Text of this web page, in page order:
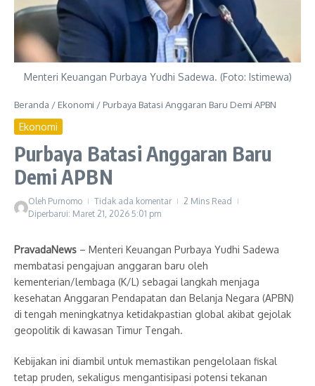
Menteri Keuangan Purbaya Yudhi Sadewa. (Foto: Istimewa)
Beranda / Ekonomi / Purbaya Batasi Anggaran Baru Demi APBN
Ekonomi
Purbaya Batasi Anggaran Baru
Demi APBN
Oleh Purnomo Tidak ada komentar
2 Mins Read
Diperbarui: Maret 21, 2026 5:01 pm
PravadaNews – Menteri Keuangan Purbaya Yudhi Sadewa
membatasi pengajuan anggaran baru oleh
kementerian/lembaga (K/L) sebagai langkah menjaga
kesehatan Anggaran Pendapatan dan Belanja Negara (APBN)
di tengah meningkatnya ketidakpastian global akibat gejolak
geopolitik di kawasan Timur Tengah.
Kebijakan ini diambil untuk memastikan pengelolaan fiskal
tetap pruden, sekaligus mengantisipasi potensi tekanan